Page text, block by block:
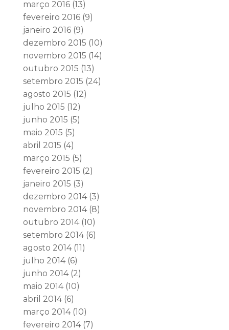
março 2016(13)
fevereiro 2016(9)
janeiro 2016(9)
dezembro 2015 (10)
novembro 2015 (14)
outubro 2015 (13)
setembro 2015 (24)
agosto 2015 (12)
julho 2015 (12)
junho 2015 (5)
maio 2015 (5)
abril 2015 (4)
março 2015 (5)
fevereiro 2015 (2)
janeiro 2015 (3)
dezembro 2014(3)
novembro 2014(8)
outubro 2014(10)
setembro 2014(6)
agosto 2014(11)
julho 2014(6)
junho 2014(2)
maio 2014(10)
abril 2014(6)
março 2014(10)
fevereiro 2014(7)